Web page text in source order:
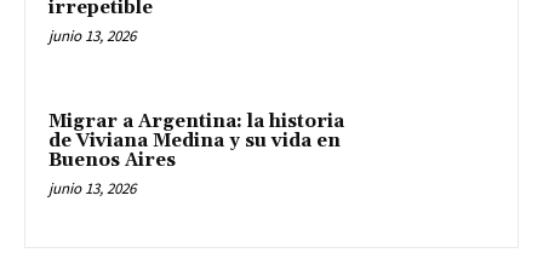
irrepetible
junio 13, 2026
Migrar a Argentina: la historia
de Viviana Medina y su vida en
Buenos Aires
junio 13, 2026